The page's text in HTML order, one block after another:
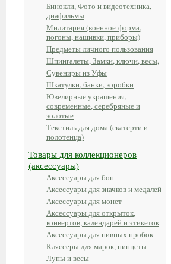
Бинокли, Фото и видеотехника,
диафильмы
Милитария (военное-форма,
погоны, нашивки, приборы)
Предметы личного пользования
Шпингалеты, Замки, ключи, весы,
Сувениры из Уфы
Шкатулки, банки, коробки
Ювелирные украшения,
современные, серебряные и
золотые
Текстиль для дома (скатерти и
полотенца)
Товары для коллекционеров
(аксессуары)
Аксессуары для бон
Аксессуары для значков и медалей
Аксессуары для монет
Аксессуары для открыток,
конвертов, календарей и этикеток
Аксессуары для пивных пробок
Кляссеры для марок, пинцеты
Лупы и весы